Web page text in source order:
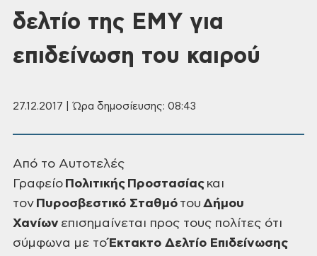
δελτίο της ΕΜΥ για
επιδείνωση του καιρού
27.12.2017 | Ώρα δημοσίευσης: 08:43
Από το Αυτοτελές
Γραφείο Πολιτικής Προστασίας και
τον Πυροσβεστικό Σταθμό του Δήμου
Χανίων επισημαίνεται προς τους πολίτες ότι
σύμφωνα με τοΈκτακτο Δελτίο Επιδείνωσης